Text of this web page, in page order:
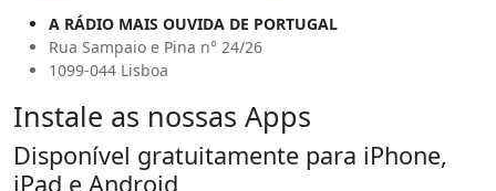
A RÁDIO MAIS OUVIDA DE PORTUGAL
Rua Sampaio e Pina n° 24/26
1099-044 Lisboa
Instale as nossas Apps
Disponível gratuitamente para iPhone,
iPad e Android